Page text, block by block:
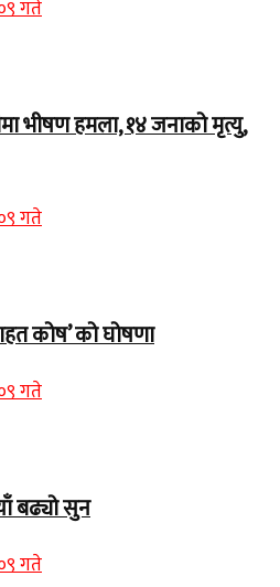
गते
भीषण हमला, १४ जनाको मृत्यु,
गते
कोष’ को घोषणा
गते
बढ्यो सुन
गते